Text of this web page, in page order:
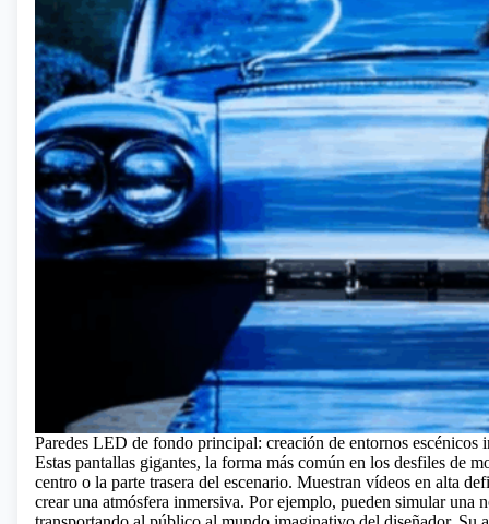
Paredes LED de fondo principal: creación de entornos escénicos
Estas pantallas gigantes, la forma más común en los desfiles de
centro o la parte trasera del escenario. Muestran vídeos en alta
crear una atmósfera inmersiva. Por ejemplo, pueden simular una